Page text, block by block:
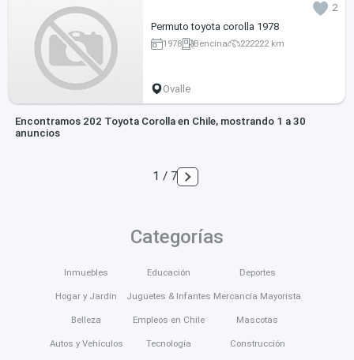
2
Permuto toyota corolla 1978
1978 Bencina 222222 km
Ovalle
Encontramos 202 Toyota Corolla en Chile, mostrando 1 a 30
anuncios
1 / 7
Categorías
Inmuebles
Hogar y Jardín
Belleza
Autos y Vehículos
Educación
Juguetes & Infantes
Empleos en Chile
Tecnología
Deportes
Mercancía Mayorista
Mascotas
Construcción